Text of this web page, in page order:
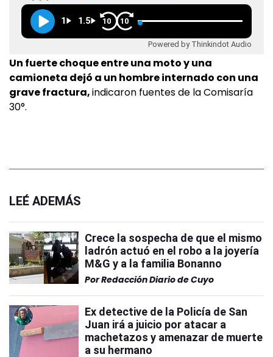
1 1.5 10 10
Powered by Thinkindot Audio
Un fuerte choque entre una moto y una
camioneta dejó a un hombre internado con una
grave fractura,indicaron fuentes de la Comisaría
30°.
LEÉ ADEMÁS
Crece la sospecha de que el mismo
ladrón actuó en el robo a la joyería
M&G y a la familia Bonanno
PorRedacción Diario de Cuyo
Ex detective de la Policía de San
Juan irá a juicio por atacar a
machetazos y amenazar de muerte
a su hermano